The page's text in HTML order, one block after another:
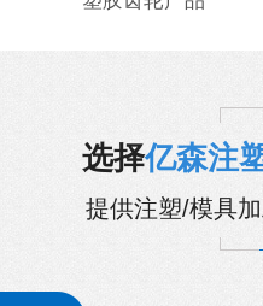
选择亿森注
提供注塑/模具